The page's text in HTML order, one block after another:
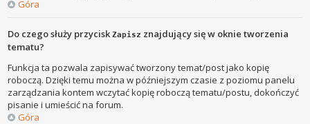
Góra
Do czego służy przyciskZapisz znajdujący się w oknie tworzenia
tematu?
Funkcja ta pozwala zapisywać tworzony temat/post jako kopię
roboczą. Dzięki temu można w późniejszym czasie z poziomu panelu
zarządzania kontem wczytać kopię roboczą tematu/postu, dokończyć
pisanie i umieścić na forum.
Góra